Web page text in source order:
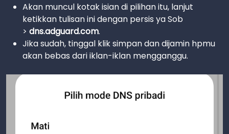
Akan muncul kotak isian di pilihan itu, lanjut
ketikkan tulisan ini dengan persis ya Sob
> dns.adguard.com.
Jika sudah, tinggal klik simpan dan dijamin hpmu
akan bebas dari iklan-iklan mengganggu.